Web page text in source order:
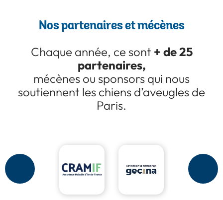
Nos partenaires et mécènes
Chaque année, ce sont + de 25
partenaires,
mécènes ou sponsors qui nous
soutiennent les chiens d’aveugles de
Paris.
Page
Suivante
Page
Précédente